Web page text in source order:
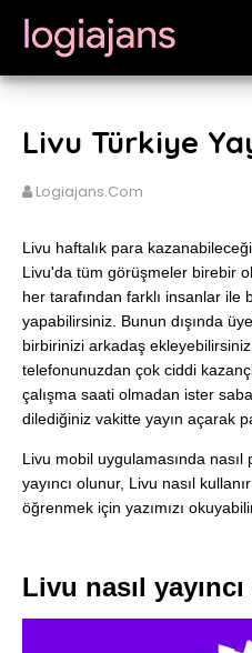
Livu Türkiye
Logiajans.com
Livu haftalık para
Livu'da tüm görüşmeler birebir
her tarafından farklı insanlar
yapabilirsiniz. Bunun dışında
birbirinizi arkadaş
telefonunuzdan çok ciddi
çalışma saati olmadan ister
dilediğiniz vakitte yayın açarak
Livu mobil uygulamasında
yayıncı olunur, Livu nasıl
öğrenmek için yazımızı
Livu nasıl